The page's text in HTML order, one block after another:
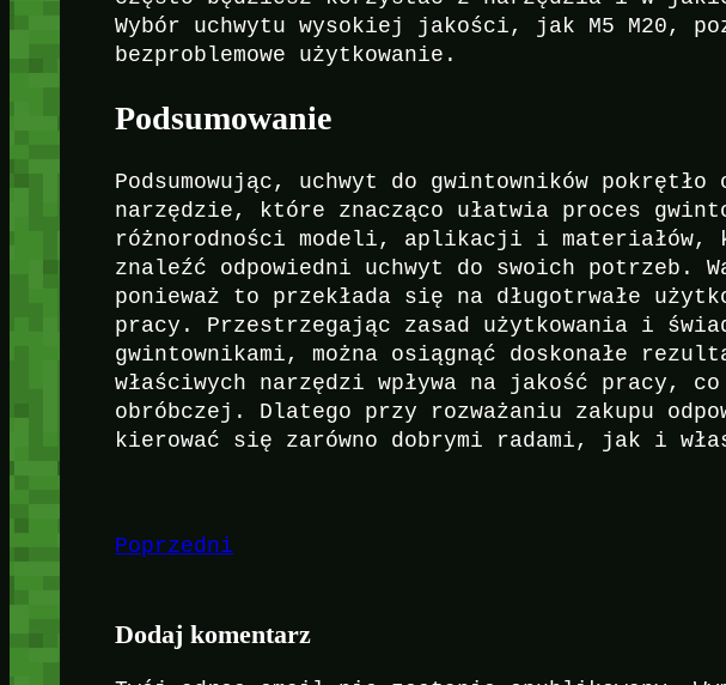
Wybór uchwytu wysokiej jakości, jak M5 M20,
bezproblemowe użytkowanie.
Podsumowanie
Podsumowując, uchwyt do gwintowników
narzędzie, które znacząco ułatwia proces
różnorodności modeli, aplikacji i materiałów,
znaleźć odpowiedni uchwyt do swoich potrzeb.
ponieważ to przekłada się na długotrwałe
pracy. Przestrzegając zasad użytkowania i
gwintownikami, można osiągnąć doskonałe
właściwych narzędzi wpływa na jakość pracy,
obróbczej. Dlatego przy rozważaniu zakupu
kierować się zarówno dobrymi radami, jak i
Poprzedni
Dodaj komentarz